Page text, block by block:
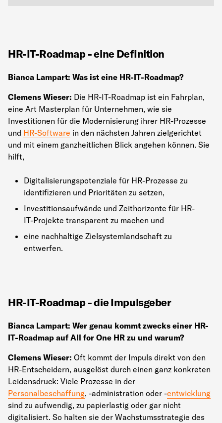
HR-IT-Roadmap - eine Definition
Bianca Lampart: Was ist eine HR-IT-Roadmap?
Clemens Wieser: Die HR-IT-Roadmap ist ein Fahrplan,
eine Art Masterplan für Unternehmen, wie sie
Investitionen für die Modernisierung ihrer HR-Prozesse
und HR-Software in den nächsten Jahren zielgerichtet
und mit einem ganzheitlichen Blick angehen können. Sie
hilft,
Digitalisierungspotenziale für HR-Prozesse zu
identifizieren und Prioritäten zu setzen,
Investitionsaufwände und Zeithorizonte für HR-
IT-Projekte transparent zu machen und
eine nachhaltige Zielsystemlandschaft zu
entwerfen.
HR-IT-Roadmap - die Impulsgeber
Bianca Lampart: Wer genau kommt zwecks einer HR-
IT-Roadmap auf All for One HR zu und warum?
Clemens Wieser: Oft kommt der Impuls direkt von den
HR-Entscheidern, ausgelöst durch einen ganz konkreten
Leidensdruck: Viele Prozesse in der
Personalbeschaffung, -administration oder -entwicklung
sind zu aufwendig, zu papierlastig oder gar nicht
digitalisiert. So halten sie der Wachstumsstrategie des